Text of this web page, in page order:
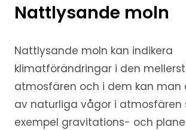
Nattlysande moln
Nattlysande moln kan indikera
klimatförändringar i den
atmosfären och i dem kan man
av naturliga vågor i atmosfären
exempel gravitations- och